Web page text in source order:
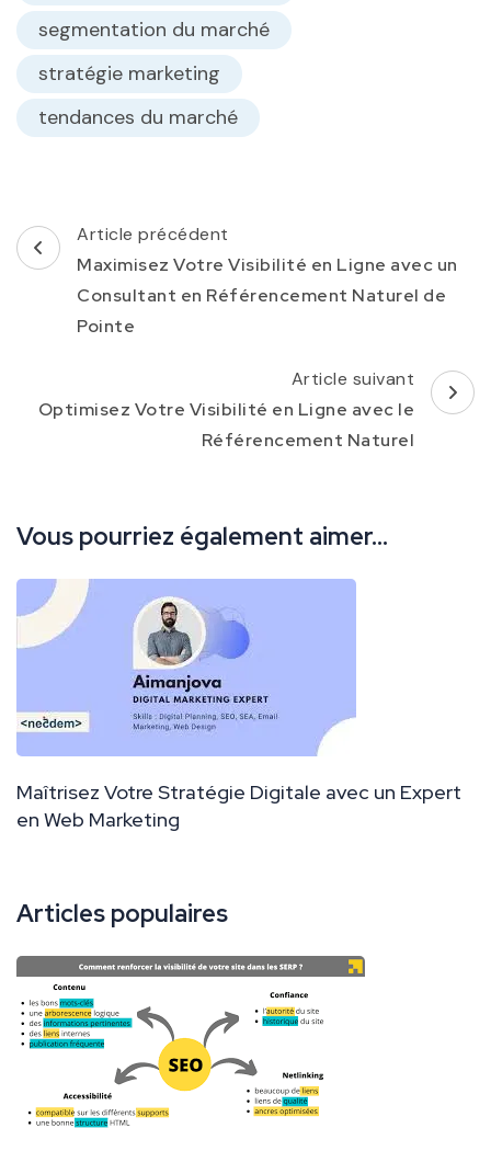
segmentation du marché
stratégie marketing
tendances du marché
Navigation
d'article
Article précédent
Maximisez Votre Visibilité en Ligne avec un
Consultant en Référencement Naturel de
Pointe
Article suivant
Optimisez Votre Visibilité en Ligne avec le
Référencement Naturel
Vous pourriez également aimer...
Maîtrisez Votre Stratégie Digitale avec un Expert
en Web Marketing
Articles populaires